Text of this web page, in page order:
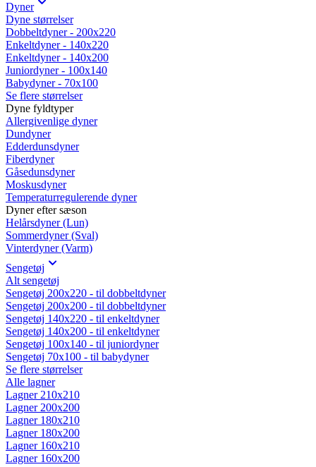
Dyner
Dyne størrelser
Dobbeltdyner - 200x220
Enkeltdyner - 140x220
Enkeltdyner - 140x200
Juniordyner - 100x140
Babydyner - 70x100
Se flere størrelser
Dyne fyldtyper
Allergivenlige dyner
Dundyner
Edderdunsdyner
Fiberdyner
Gåsedunsdyner
Moskusdyner
Temperaturregulerende dyner
Dyner efter sæson
Helårsdyner (Lun)
Sommerdyner (Sval)
Vinterdyner (Varm)
Sengetøj
Alt sengetøj
Sengetøj 200x220 - til dobbeltdyner
Sengetøj 200x200 - til dobbeltdyner
Sengetøj 140x220 - til enkeltdyner
Sengetøj 140x200 - til enkeltdyner
Sengetøj 100x140 - til juniordyner
Sengetøj 70x100 - til babydyner
Se flere størrelser
Alle lagner
Lagner 210x210
Lagner 200x200
Lagner 180x210
Lagner 180x200
Lagner 160x210
Lagner 160x200